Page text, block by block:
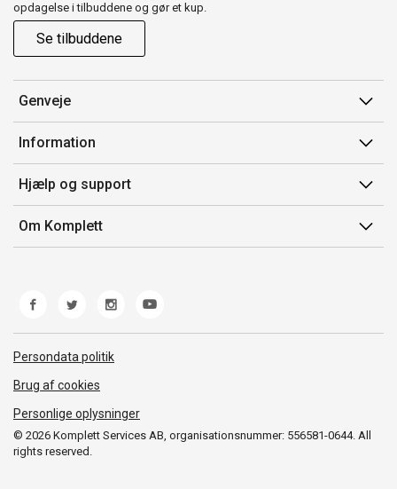
opdagelse i tilbuddene og gør et kup.
Se tilbuddene
Genveje
Min side
Ordrehistorik
Gavekort
Information
Salgsbetingelser
Mærker/producent
Fortrydelsesret
Hjælp og support
Kontakt os
Kundeservice
Fejl/Mangler
Fragt og levering
Om Komplett
© 2026 Komplett Services AB, organisationsnummer: 556581-0644. All
rights reserved.
Persondata politik
Brug af cookies
Personlige oplysninger